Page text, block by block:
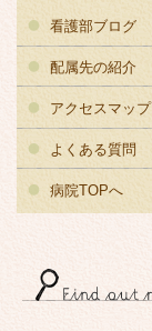
看護部ブログ
配属先の紹介
アクセスマップ
よくある質問
病院TOPへ